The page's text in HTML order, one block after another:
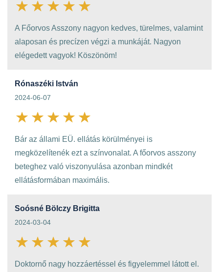
A Főorvos Asszony nagyon kedves, türelmes, valamint
alaposan és precízen végzi a munkáját. Nagyon
elégedett vagyok! Köszönöm!
Rónaszéki István
2024-06-07
Bár az állami EÜ. ellátás körülményei is
megközelítenék ezt a színvonalat. A főorvos asszony
beteghez való viszonyulása azonban mindkét
ellátásformában maximális.
Soósné Bölczy Brigitta
2024-03-04
Doktornő nagy hozzáertéssel és figyelemmel látott el.